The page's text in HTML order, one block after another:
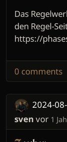
Das
den Regel-
https://
0 comments
2024-
sven vor 1